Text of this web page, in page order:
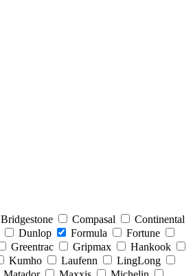
Bridgestone Compasal
Continental
Dunlop Formula
Fortune
Greentrac Gripmax
Hankook
Kumho Laufenn
LingLong